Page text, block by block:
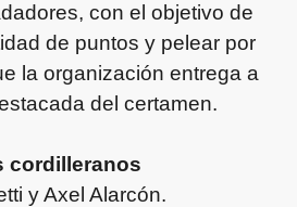
con el objetivo de
de puntos y pelear por
la organización entrega a
del certamen.
cordilleranos
y Axel Alarcón.